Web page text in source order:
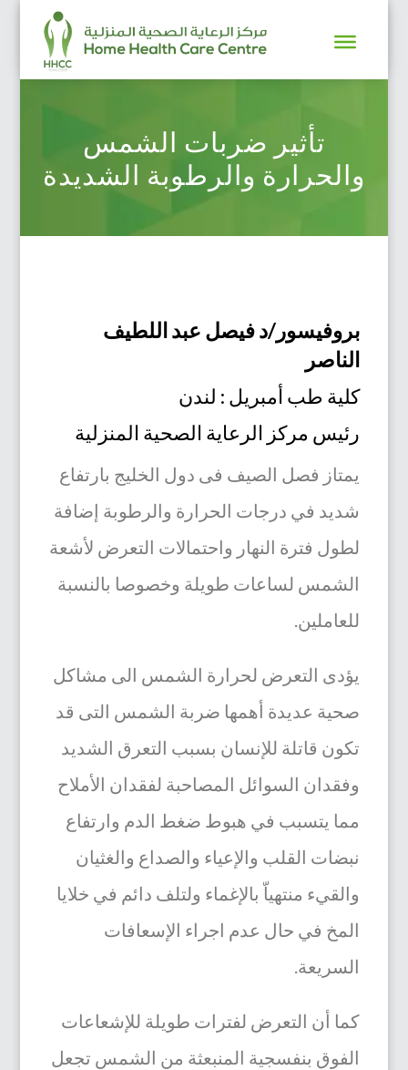
تأثير ضربات الشمس
والحرارة والرطوبة الشديدة
بروفيسور/د فيصل عبد اللطيف
الناصر
كلية طب أمبريل : لندن
رئيس مركز الرعاية الصحية المنزلية‏
يمتاز فصل الصيف فى دول الخليج بارتفاع
شديد في درجات الحرارة والرطوبة إضافة
لطول فترة النهار واحتمالات التعرض لأشعة
الشمس لساعات طويلة وخصوصا بالنسبة
للعاملين.
يؤدى التعرض لحرارة الشمس الى مشاكل
صحية عديدة أهمها ضربة الشمس التى قد
تكون قاتلة للإنسان بسبب التعرق الشديد
وفقدان السوائل المصاحبة لفقدان الأملاح
مما يتسبب في هبوط ضغط الدم وارتفاع
نبضات القلب والإعياء والصداع والغثيان
والقيء منتهياّ بالإغماء ولتلف دائم في خلايا
المخ في حال عدم اجراء الإسعافات
السريعة.
كما أن التعرض لفترات طويلة للإشعاعات
الفوق بنفسجية المنبعثة من الشمس تجعل